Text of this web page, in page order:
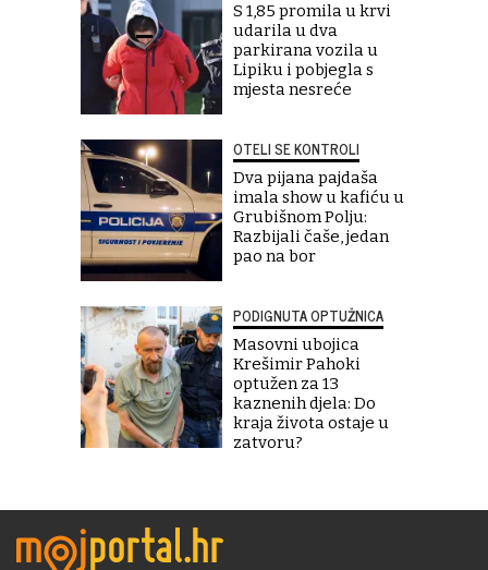
S 1,85 promila u krvi
udarila u dva
parkirana vozila u
Lipiku i pobjegla s
mjesta nesreće
OTELI SE KONTROLI
Dva pijana pajdaša
imala show u kafiću u
Grubišnom Polju:
Razbijali čaše, jedan
pao na bor
PODIGNUTA OPTUŽNICA
Masovni ubojica
Krešimir Pahoki
optužen za 13
kaznenih djela: Do
kraja života ostaje u
zatvoru?